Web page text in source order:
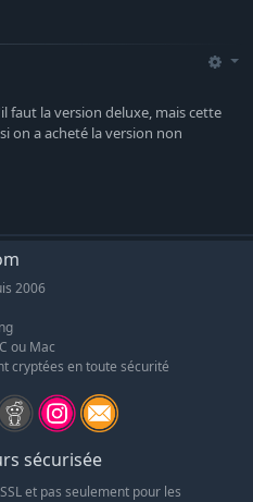
faut la version deluxe, mais cette
on a acheté la version non
2006
ou Mac
cryptées en toute sécurité
sécurisée
et pas seulement pour les